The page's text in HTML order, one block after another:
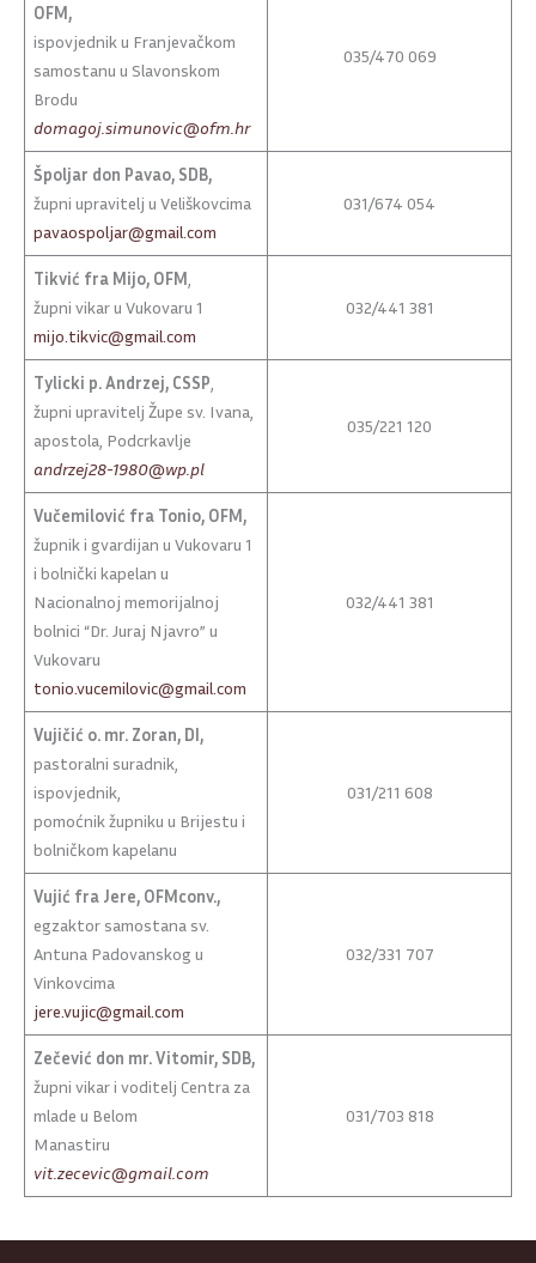
OFM,
ispovjednik u Franjevačkom
samostanu u Slavonskom
Brodu
domagoj.simunovic@ofm.hr
035/470 069
Špoljar don Pavao, SDB,
župni upravitelj u Veliškovcima
pavaospoljar@gmail.com
031/674 054
Tikvić fra Mijo, OFM
župni vikar u Vukovaru 1
mijo.tikvic@gmail.com
032/441 381
Tylicki p. Andrzej, CSSP
župni upravitelj Župe sv. Ivana,
apostola, Podcrkavlje
andrzej28-1980@wp.pl
035/221 120
Vučemilović fra Tonio, OFM,
župnik i gvardijan u Vukovaru 1
i bolnički kapelan u
Nacionalnoj memorijalnoj
bolnici “Dr. Juraj Njavro” u
Vukovaru
tonio.vucemilovic@gmail.com
032/441 381
Vujičić o. mr. Zoran, DI,
pastoralni suradnik,
ispovjednik,
pomoćnik župniku u Brijestu i
bolničkom kapelanu
031/211 608
Vujić fra Jere, OFMconv.,
egzaktor samostana sv.
Antuna Padovanskog u
Vinkovcima
jere.vujic@gmail.com
032/331 707
Zečević don mr. Vitomir, SDB,
župni vikar i voditelj Centra za
mlade u Belom
Manastiru
vit.zecevic@gmail.com
031/703 818